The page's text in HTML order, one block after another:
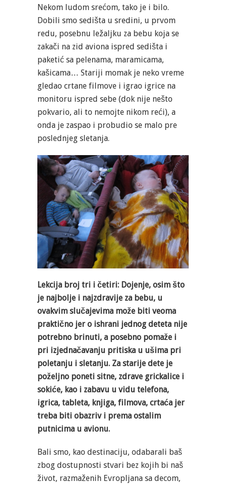
Nekom ludom srećom, tako je i bilo.
Dobili smo sedišta u sredini, u prvom
redu, posebnu ležaljku za bebu koja se
zakači na zid aviona ispred sedišta i
paketić sa pelenama, maramicama,
kašicama… Stariji momak je neko vreme
gledao crtane filmove i igrao igrice na
monitoru ispred sebe (dok nije nešto
pokvario, ali to nemojte nikom reći), a
onda je zaspao i probudio se malo pre
poslednjeg sletanja.
Lekcija broj tri i četiri: Dojenje, osim što
je najbolje i najzdravije za bebu, u
ovakvim slučajevima može biti veoma
praktično jer o ishrani jednog deteta nije
potrebno brinuti, a posebno pomaže i
pri izjednačavanju pritiska u ušima pri
poletanju i sletanju. Za starije dete je
poželjno poneti sitne, zdrave grickalice i
sokiće, kao i zabavu u vidu telefona,
igrica, tableta, knjiga, filmova, crtaća jer
treba biti obazriv i prema ostalim
putnicima u avionu.
Bali smo, kao destinaciju, odabarali baš
zbog dostupnosti stvari bez kojih bi naš
život, razmaženih Evropljana sa decom,